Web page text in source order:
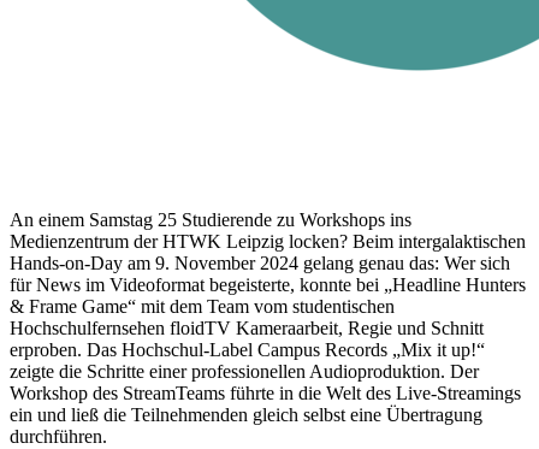
An einem Samstag 25 Studierende zu Workshops ins
Medienzentrum der HTWK Leipzig locken? Beim intergalaktischen
Hands-on-Day am 9. November 2024 gelang genau das: Wer sich
für News im Videoformat begeisterte, konnte bei „Headline Hunters
& Frame Game“ mit dem Team vom studentischen
Hochschulfernsehen floidTV Kameraarbeit, Regie und Schnitt
erproben. Das Hochschul-Label Campus Records „Mix it up!“
zeigte die Schritte einer professionellen Audioproduktion. Der
Workshop des StreamTeams führte in die Welt des Live-Streamings
ein und ließ die Teilnehmenden gleich selbst eine Übertragung
durchführen.